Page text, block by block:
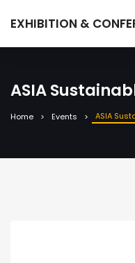
EXHIBITION &
ASIA
Home Events ASIA